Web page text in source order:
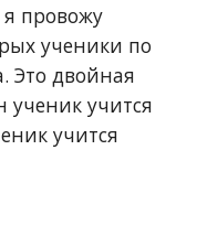
я провожу
ученики по
Это двойная
ученик учится
учится